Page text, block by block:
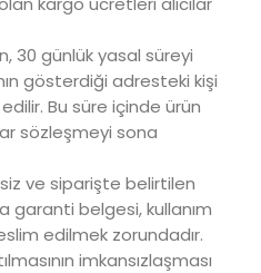
30 günlük yasal süreyi
gösterdiği adresteki kişi
Bu süre içinde ürün
sözleşmeyi sona
ve siparişte belirtilen
garanti belgesi, kullanım
edilmek zorundadır.
imkansızlaşması